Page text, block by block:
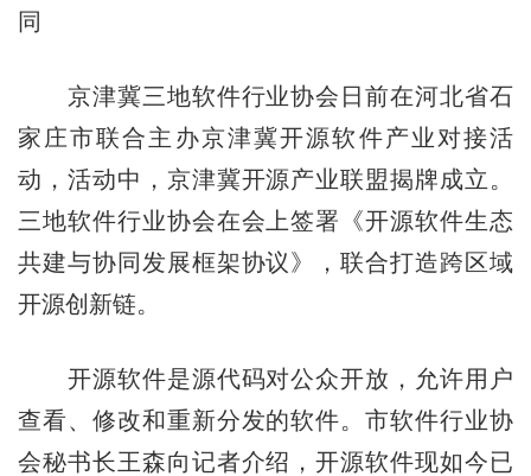
同
京津冀三地软件行业协会日前在河北省石
家庄市联合主办京津冀开源软件产业对接活
动，活动中，京津冀开源产业联盟揭牌成立。
三地软件行业协会在会上签署《开源软件生态
共建与协同发展框架协议》，联合打造跨区域
开源创新链。
开源软件是源代码对公众开放，允许用户
查看、修改和重新分发的软件。市软件行业协
会秘书长王森向记者介绍，开源软件现如今已